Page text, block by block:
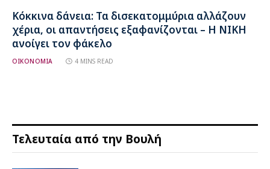
Κόκκινα δάνεια: Τα δισεκατομμύρια αλλάζουν
χέρια, οι απαντήσεις εξαφανίζονται – Η ΝΙΚΗ
ανοίγει τον φάκελο
ΟΙΚΟΝΟΜΙΑ 4 MINS READ
Τελευταία από την Βουλή